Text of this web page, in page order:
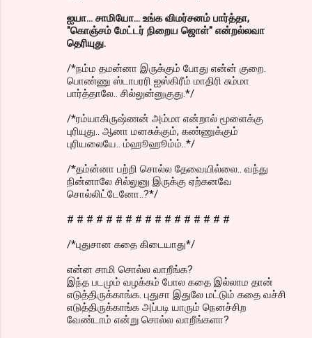
ஐயா... சாமியோ... உங்க விமர்சனம் பார்த்தா,
"கொஞ்சம் மேட்டர் நிறைய ஜொள்" என்றல்லவா
தெரியுது.
/*நம்ம தமன்னா இருக்கும் போது என்ன் குறை.
பொண்ணு ஸ்டாபரரி ஐஸ்கிரீம் மாதிரி சும்மா
பார்த்தாலே.. சில்லுன்னுகுது.*/
/*ரம்யாகிருஷ்ணன் அம்மா என்றால் மூளைக்கு
புரியுது.. ஆனா மனசுக்கும், கண்ணுக்கும்
புரியலையே.. ம்ஹூஹூம்ம்..*/
/*தம்ன்னா பற்றி சொல்ல தேவையில்லை.. வந்து
நின்னாலே சில்லுனு இருக்கு ஏற்கனவே
சொல்லிட்டேனோ..?*/
# # # # # # # # # # # # # # # # #
/*புதுசான கதை கிடையாது*/
என்ன சாமி சொல்ல வாறீங்க?
இந்த படமும் வழக்கம் போல கதை இல்லாம தான்
எடுத்திருக்காங்க. புதுசா இதுலே மட்டும் கதை வச்சி
எடுத்திருக்காங்க அப்படி யாரும் நெனச்சிற
வேண்டாம் என்று சொல்ல வாறீங்களா?